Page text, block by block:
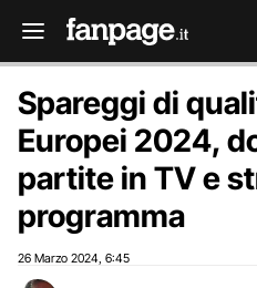
Spareggi di
Europei 2024,
partite in TV e
programma
26 Marzo 2024 6:45